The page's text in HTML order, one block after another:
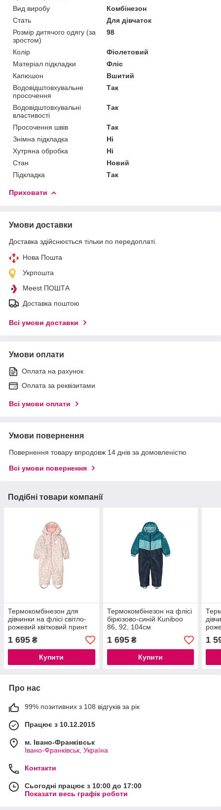
Вид виробу
Комбінезон
Стать
Для дівчаток
Розмір дитячого одягу (за
зростом)
98
Колір
Фіолетовий
Матеріал підкладки
Фліс
Капюшон
Вшитий
Водовідштовхувальне
просочення
Так
Водовідштовхувальні
властивості
Так
Просочення швів
Так
Знімна підкладка
Ні
Хутряна обробка
Ні
Стан
Новий
Підкладка
Так
Приховати
Умови доставки
Доставка здійснюється тільки по передоплаті.
Нова Пошта
Укрпошта
Meest ПОШТА
Доставка поштою
Всі умови доставки
Умови оплати
Оплата на рахунок
Оплата за реквізитами
Всі умови оплати
Умови повернення
Повернення товару впродовж 14 днів за домовленістю
Всі умови повернення
Подібні товари компанії
Термокомбінезон для
дівчинки на флісі світло-
рожевий квітковий принт
Lupilu 80, 92, 98см
1 695 ₴
Купити
Термокомбінезон на флісі
бірюзово-синій Kuniboo
86, 92, 104см
1 695₴
Купити
1
Про нас
99% позитивних з 108 відгуків за рік
Працює з 10.12.2015
м. Івано-Франківськ
Івано-Франківськ, Україна
Контакти
Сьогодні працює з 10:00 до 17:00
Показати весь графік роботи